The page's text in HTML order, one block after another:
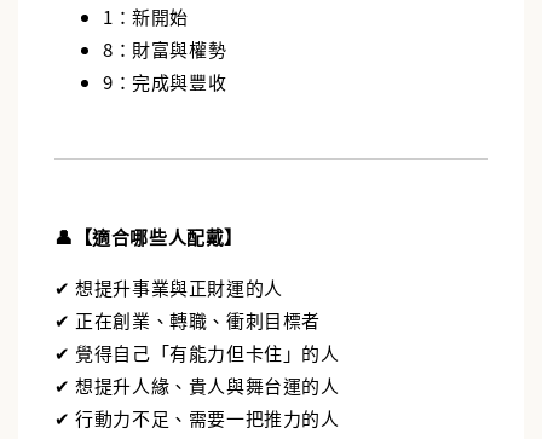
1：新開始
8：財富與權勢
9：完成與豐收
👤【適合哪些人配戴】
✔ 想提升事業與正財運的人
✔ 正在創業、轉職、衝刺目標者
✔ 覺得自己「有能力但卡住」的人
✔ 想提升人緣、貴人與舞台運的人
✔ 行動力不足、需要一把推力的人